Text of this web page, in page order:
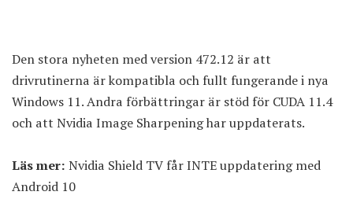
Den stora nyheten med version 472.12 är att
drivrutinerna är kompatibla och fullt fungerande i nya
Windows 11. Andra förbättringar är stöd för CUDA 11.4
och att Nvidia Image Sharpening har uppdaterats.
Läs mer: Nvidia Shield TV får INTE uppdatering med
Android 10